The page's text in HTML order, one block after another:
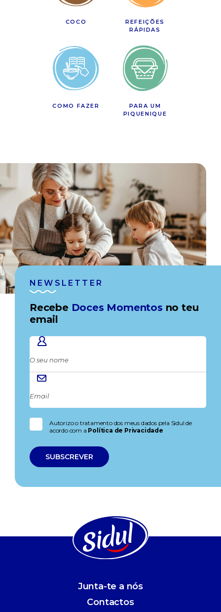
COCO
REFEIÇÕES
RÁPIDAS
COMO FAZER
PARA UM
PIQUENIQUE
NEWSLETTER
Recebe Doces Momentos no teu
email
Autorizo o tratamento dos meus dados pela Sidul de
acordo com a Política de Privacidade
Junta-te a nós
Contactos